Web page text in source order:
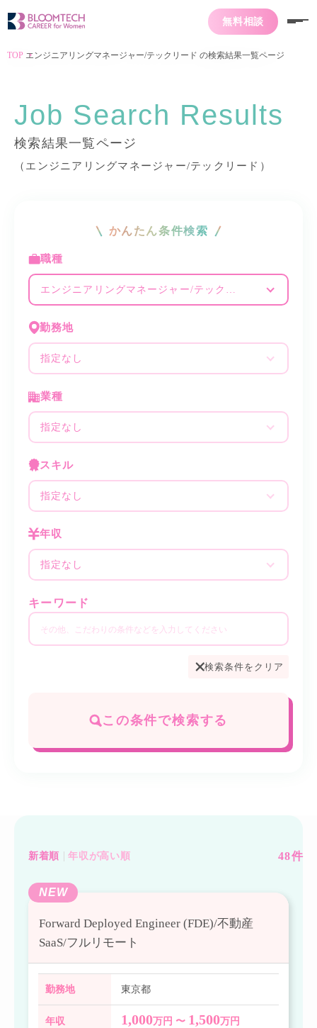
無料相談
TOP エンジニアリングマネージャー/テックリード の検索結果一覧ページ
Job Search Results
検索結果一覧ページ
（エンジニアリングマネージャー/テックリード）
かんたん条件検索
職種
エンジニアリングマネージャー/テックリード
勤務地
指定なし
業種
指定なし
スキル
指定なし
年収
指定なし
キーワード
検索条件をクリア
この条件で検索する
48件
新着順 年収が高い順
NEW
Forward Deployed Engineer (FDE)/不動産
SaaS/フルリモート
勤務地 東京都
年収 1,000万円 〜 1,500万円